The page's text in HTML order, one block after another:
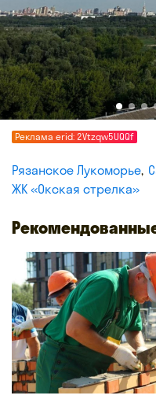
Реклама erid: 2Vtzqw5UQQf
Рязанское Лукоморье
ЖК «Окская стрелка»